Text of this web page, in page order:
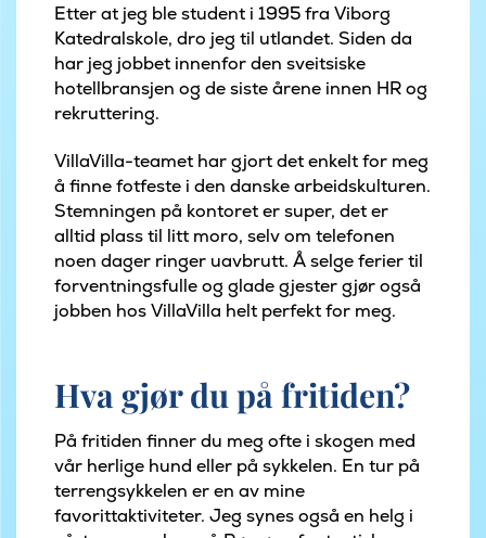
Etter at jeg ble student i 1995 fra Viborg
Katedralskole, dro jeg til utlandet. Siden da
har jeg jobbet innenfor den sveitsiske
hotellbransjen og de siste årene innen HR og
rekruttering.
VillaVilla-teamet har gjort det enkelt for meg
å finne fotfeste i den danske arbeidskulturen.
Stemningen på kontoret er super, det er
alltid plass til litt moro, selv om telefonen
noen dager ringer uavbrutt. Å selge ferier til
forventningsfulle og glade gjester gjør også
jobben hos VillaVilla helt perfekt for meg.
Hva gjør du på fritiden?
På fritiden finner du meg ofte i skogen med
vår herlige hund eller på sykkelen. En tur på
terrengsykkelen er en av mine
favorittaktiviteter. Jeg synes også en helg i